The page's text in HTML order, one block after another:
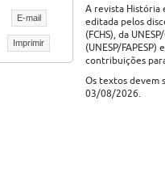
E-mail
Imprimir
A revista História
editada pelos
(FCHS), da
(UNESP/
contribuições
Os textos devem
03/08/2026.